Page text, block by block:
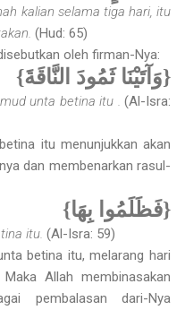
kalian selama tiga hari, itu
(Hud: 65)
oleh firman-Nya:
{وَآتَيْنَا ثَمُودَ النَّاقَةَ}
unta betina itu . (Al-Isra:
itu menunjukkan akan
dan membenarkan rasul-
{فَظَلَمُوا بِهَا}
itu. (Al-Isra: 59)
betina itu, melarang hari
Allah membinasakan
pembalasan dari-Nya